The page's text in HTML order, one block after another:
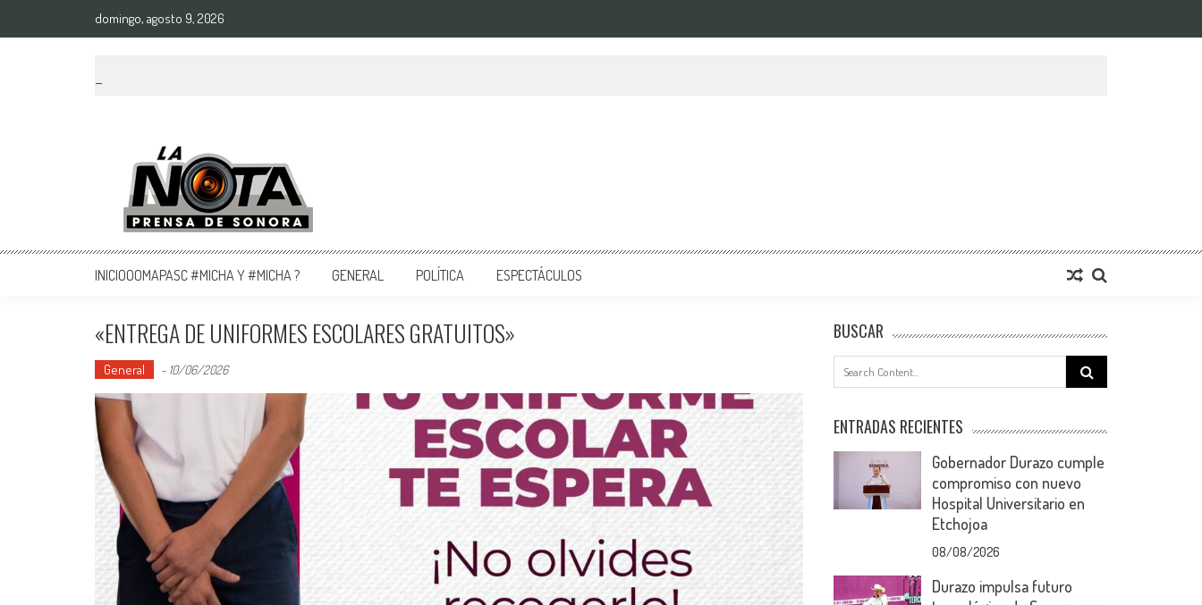
domingo, agosto 9, 2026
La Nota Prensa De Sonora
Noticias del día
INICIOOOMAPASC #MICHA Y #MICHA ? GENERAL POLÍTICA ESPECTÁCULOS
«ENTREGA DE UNIFORMES ESCOLARES GRATUITOS»
General - 10/06/2026
BUSCAR
Search
for:
ENTRADAS RECIENTES
Gobernador Durazo cumple
compromiso con nuevo
Hospital Universitario en
Etchojoa
08/08/2026
Durazo impulsa futuro